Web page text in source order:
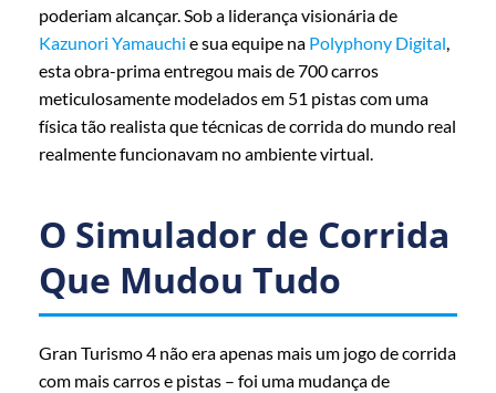
poderiam alcançar. Sob a liderança visionária de
Kazunori Yamauchi e sua equipe na Polyphony Digital,
esta obra-prima entregou mais de 700 carros
meticulosamente modelados em 51 pistas com uma
física tão realista que técnicas de corrida do mundo real
realmente funcionavam no ambiente virtual.
O Simulador de Corrida
Que Mudou Tudo
Gran Turismo 4 não era apenas mais um jogo de corrida
com mais carros e pistas – foi uma mudança de